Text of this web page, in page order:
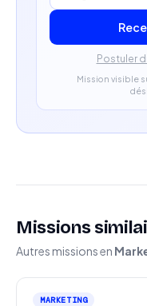
Postuler
Mission visible
Missions
Autres missions en
MARKETING